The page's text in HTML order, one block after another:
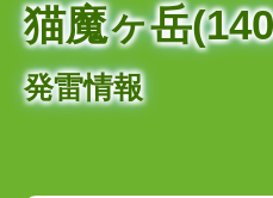
猫魔ヶ岳
発雷情報